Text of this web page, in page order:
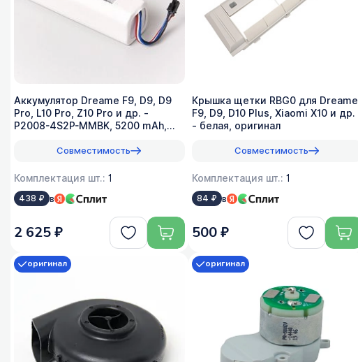
Аккумулятор Dreame F9, D9, D9
Pro, L10 Pro, Z10 Pro и др. -
P2008-4S2P-MMBK, 5200 mAh,
Совместимость
Комплектация шт.: 1
438 ₽ в
2 625 ₽
Крышка щетки RBG0 для Dreame
F9, D9, D10 Plus, Xiaomi X10 и др.
- белая, оригинал
Совместимость
Комплектация шт.: 1
84 ₽ в
500 ₽
оригинал оригинал